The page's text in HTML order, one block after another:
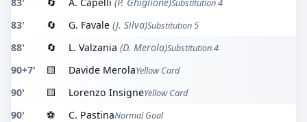
83' 🔄 G. Favale (J. Silva)Substitution 5
88' 🔄 L. Valzania (D. Merola)Substitution 4
90+7' 🟨 Davide MerolaYellow Card
90' 🟨 Lorenzo InsigneYellow Card
90' ⚽ C. PastinaNormal Goal